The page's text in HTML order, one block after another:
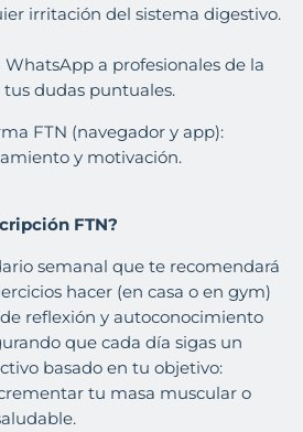
irritación del sistema digestivo.
WhatsApp a profesionales de la
dudas puntuales.
FTN (navegador y app):
y motivación.
FTN?
semanal que te recomendará
hacer (en casa o en gym)
reflexión y autoconocimiento
que cada día sigas un
basado en tu objetivo:
tu masa muscular o